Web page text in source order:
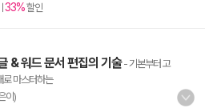
33%할인
& 워드 문서 편집의 기술- 기본부터 고
로 마스터하는
이)